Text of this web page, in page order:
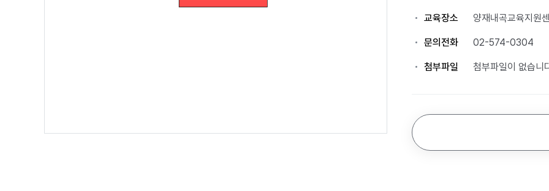
교육장소 양재내곡교육지원
문의전화 02-574-0304
첨부파일 첨부파일이 없습니